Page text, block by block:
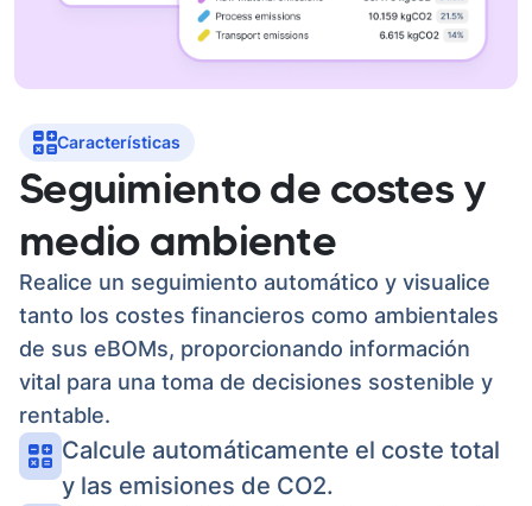
Características
Seguimiento de costes y
medio ambiente
Realice un seguimiento automático y visualice
tanto los costes financieros como ambientales
de sus eBOMs, proporcionando información
vital para una toma de decisiones sostenible y
rentable.
Calcule automáticamente el coste total
y las emisiones de CO2.